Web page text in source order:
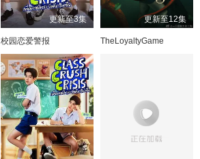
更新至3集
校园恋爱警报
更新至12集
TheLoyaltyGame